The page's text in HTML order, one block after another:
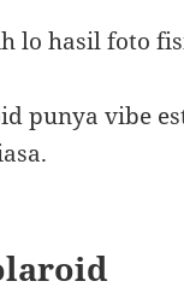
lo hasil foto
punya vibe